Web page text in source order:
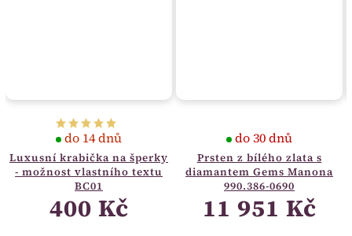
Luxusní krabička na šperky
- možnost vlastního textu
BC01
do 14 dnů
400 Kč
Prsten z bílého zlata s
diamantem Gems Manona
990.386-0690
do 30 dnů
11 951 Kč